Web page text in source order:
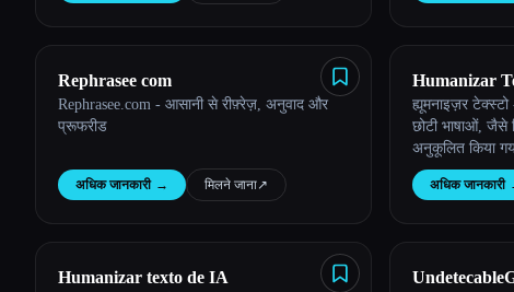
Rephrasee com
Rephrasee.com - आसानी से रीफ़्रेज़, अनुवाद और
प्रूफरीड
अधिक जानकारी → मिलने जाना↗︎
Humanizar
ह्यूमनाइज़र
छोटी भाषाओं, जैसे
अनुकूलित किया
अधिक जानकारी
Humanizar texto de IA